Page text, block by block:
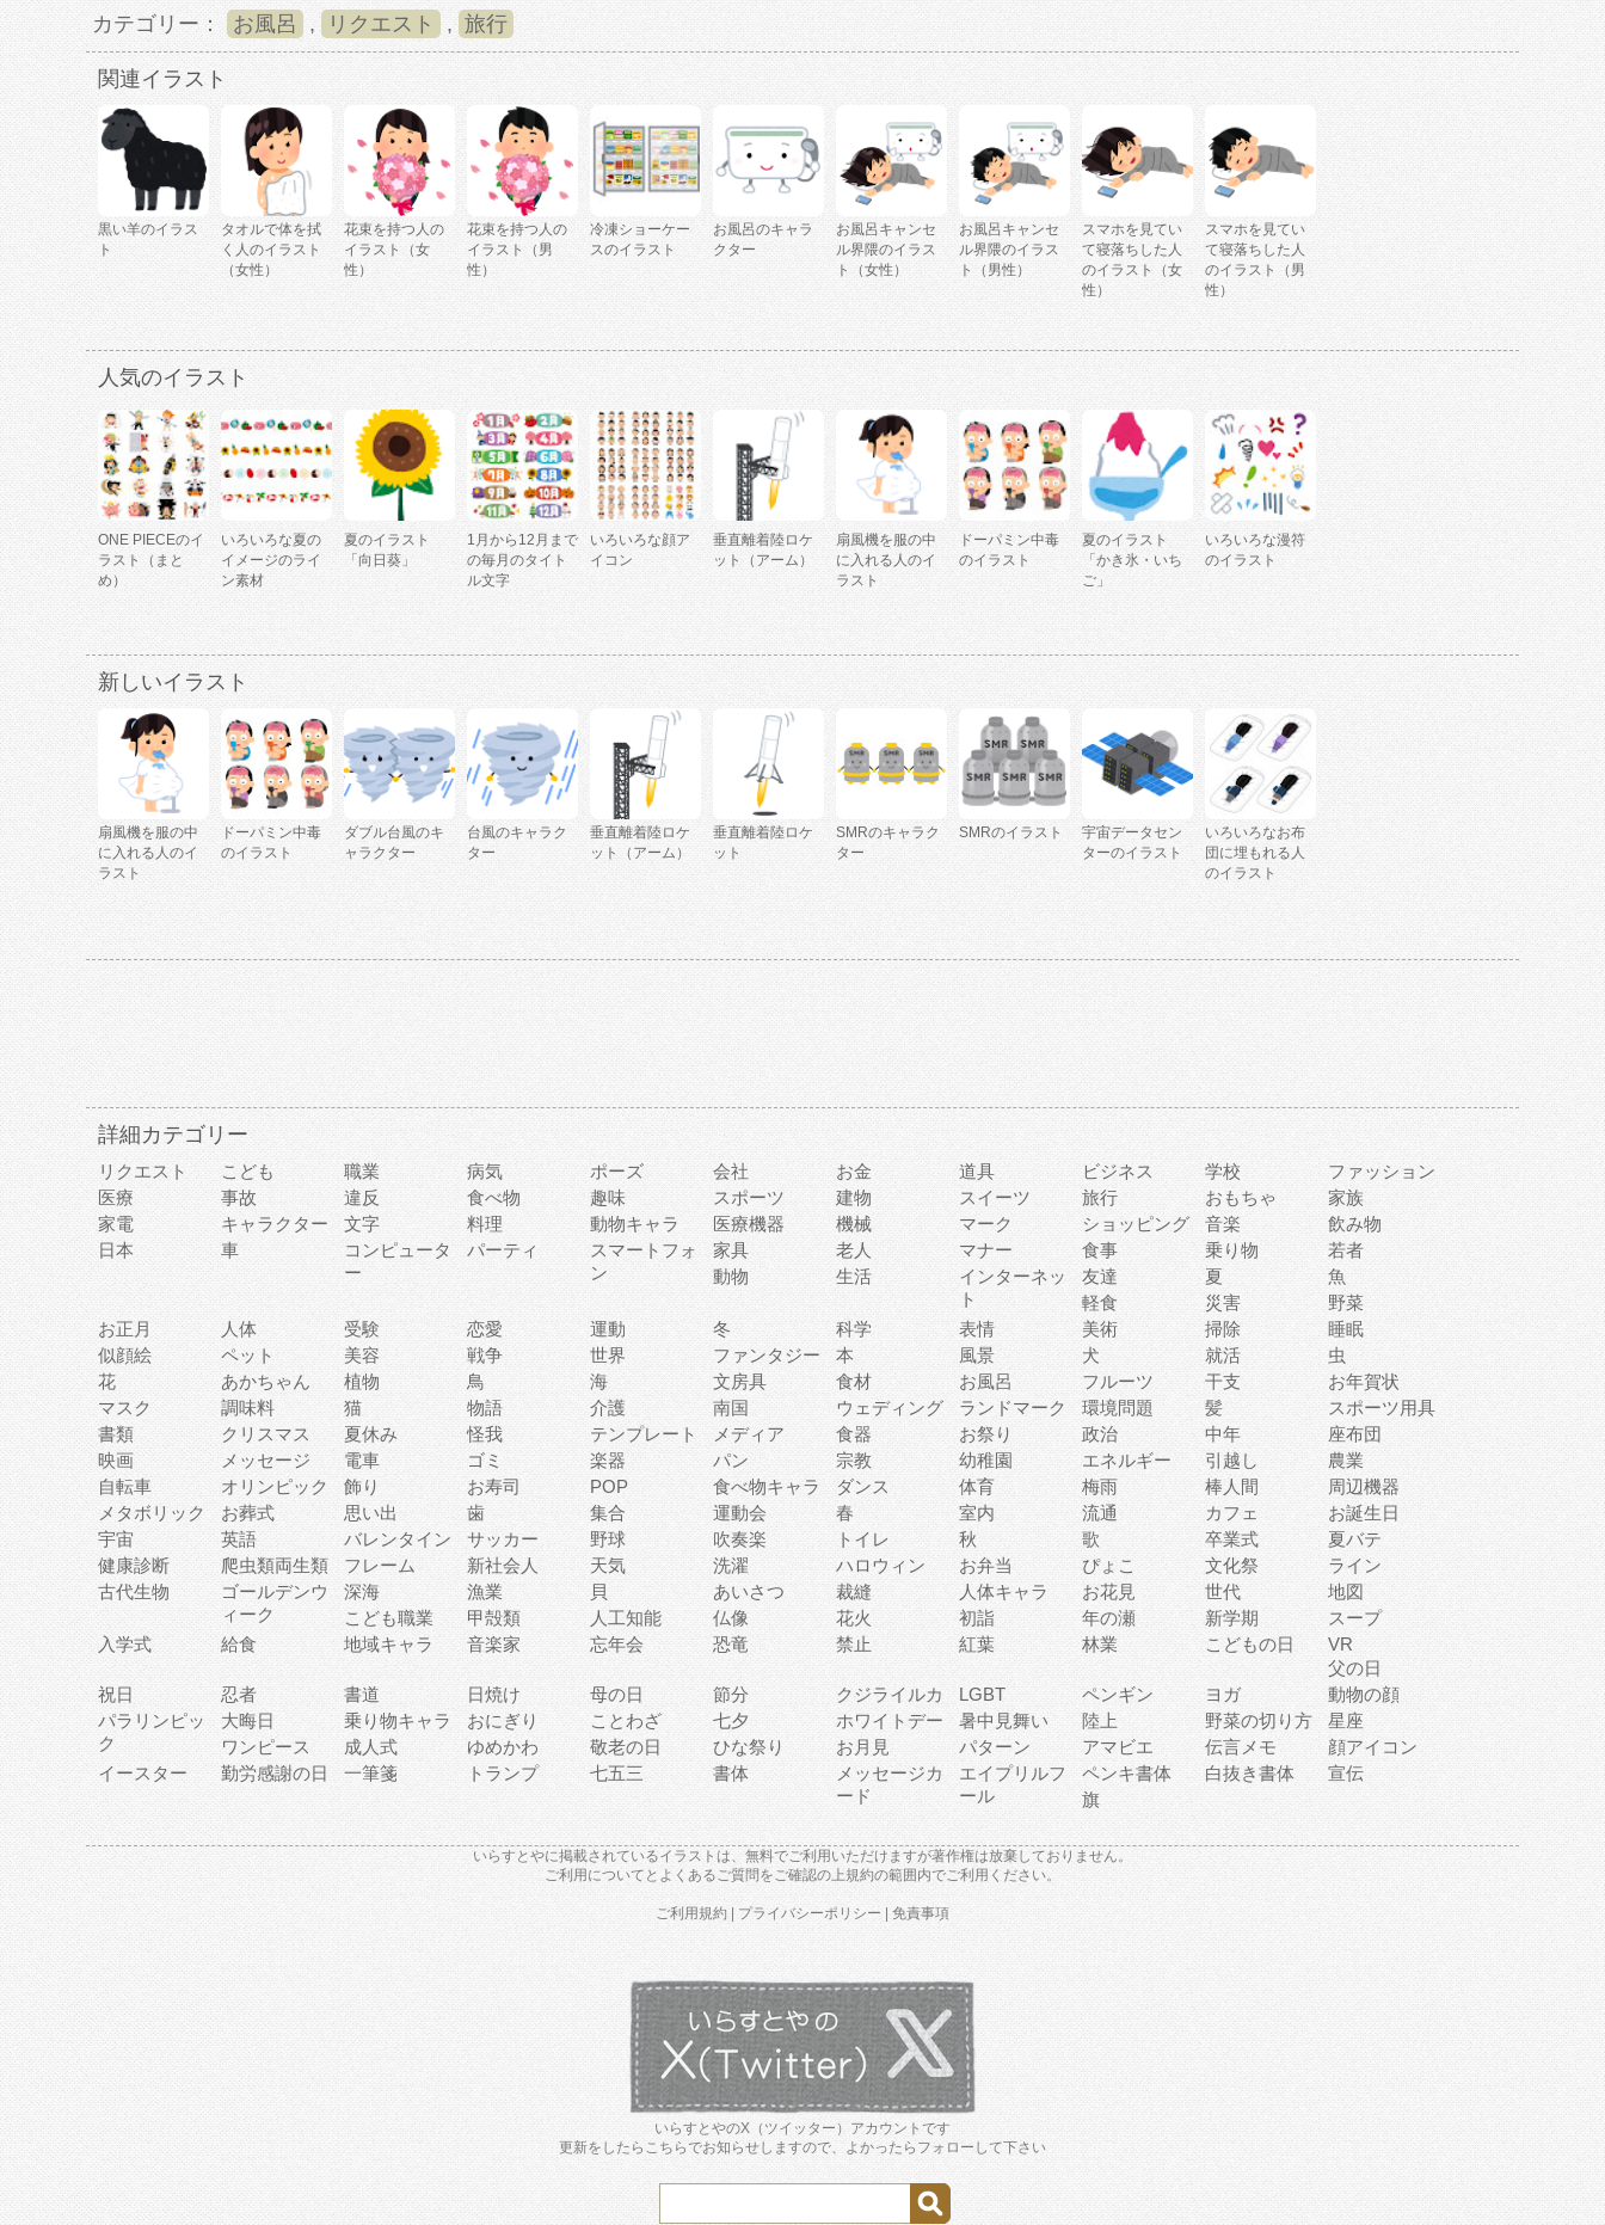
カテゴリー： お風呂 , リクエスト , 旅行
関連イラスト
黒い羊のイラス
ト
タオルで体を拭
く人のイラスト
（女性）
花束を持つ人の
イラスト（女
性）
花束を持つ人の
イラスト（男
性）
冷凍ショーケー
スのイラスト
お風呂のキャラ
クター
お風呂キャンセ
ル界隈のイラス
ト（女性）
お風呂キャンセ
ル界隈のイラス
ト（男性）
スマホを見てい
て寝落ちした人
のイラスト（女
性）
スマホを見てい
て寝落ちした人
のイラスト（男
性）
人気のイラスト
ONE PIECEのイ
ラスト（まと
め）
いろいろな夏の
イメージのライ
ン素材
夏のイラスト
「向日葵」
1月から12月まで
の毎月のタイト
ル文字
いろいろな顔ア
イコン
垂直離着陸ロケ
ット（アーム）
扇風機を服の中
に入れる人のイ
ラスト
ドーパミン中毒
のイラスト
夏のイラスト
「かき氷・いち
ご」
いろいろな漫符
のイラスト
新しいイラスト
扇風機を服の中
に入れる人のイ
ラスト
ドーパミン中毒
のイラスト
ダブル台風のキ
ャラクター
台風のキャラク
ター
垂直離着陸ロケ
ット（アーム）
垂直離着陸ロケ
ット
SMRのキャラク
ター
SMRのイラスト
宇宙データセン
ターのイラスト
いろいろなお布
団に埋もれる人
のイラスト
詳細カテゴリー
リクエスト こども 職業 病気 ポーズ 会社 お金 道具 ビジネス 学校
ファッション
医療
事故 違反 食べ物 趣味 スポーツ 建物 スイーツ 旅行 おもちゃ
家族
家電
キャラクター 文字 料理 動物キャラ 医療機器 機械 マーク ショッピング 音楽
飲み物
日本
車
コンピュータ
ー
パーティ
スマートフォ
ン
家具 老人 マナー 食事 乗り物
若者
動物
生活
インターネッ
ト
友達 夏
魚
軽食
災害
野菜
お正月
人体 受験 恋愛 運動 冬 科学 表情 美術 掃除
睡眠
似顔絵
ペット 美容 戦争 世界 ファンタジー 本 風景 犬 就活
虫
花
あかちゃん 植物 鳥 海 文房具 食材 お風呂 フルーツ 干支
お年賀状
マスク
調味料 猫 物語 介護 南国 ウェディング ランドマーク 環境問題 髪
スポーツ用具
書類
クリスマス 夏休み 怪我 テンプレート メディア 食器 お祭り 政治 中年
座布団
映画
メッセージ 電車 ゴミ 楽器 パン 宗教 幼稚園 エネルギー 引越し
農業
自転車
オリンピック 飾り お寿司 POP 食べ物キャラ ダンス 体育 梅雨 棒人間
周辺機器
メタボリック
お葬式 思い出 歯 集合 運動会 春 室内 流通 カフェ
お誕生日
宇宙
英語 バレンタイン サッカー 野球 吹奏楽 トイレ 秋 歌 卒業式
夏バテ
健康診断
爬虫類両生類 フレーム 新社会人 天気 洗濯 ハロウィン お弁当 ぴょこ 文化祭
ライン
古代生物
ゴールデンウ
ィーク
深海 漁業 貝 あいさつ 裁縫 人体キャラ お花見 世代
地図
こども職業
甲殻類 人工知能 仏像 花火 初詣 年の瀬 新学期
スープ
入学式
給食 地域キャラ 音楽家 忘年会 恐竜 禁止 紅葉 林業 こどもの日
VR
父の日
祝日
忍者 書道 日焼け 母の日 節分 クジライルカ LGBT ペンギン ヨガ
動物の顔
パラリンピッ
ク
大晦日 乗り物キャラ おにぎり ことわざ 七夕 ホワイトデー 暑中見舞い 陸上 野菜の切り方
星座
ワンピース
成人式 ゆめかわ 敬老の日 ひな祭り お月見 パターン アマビエ 伝言メモ
顔アイコン
イースター
勤労感謝の日 一筆箋 トランプ 七五三 書体
メッセージカ
ード
エイプリルフ
ール
ペンキ書体 白抜き書体
宣伝
旗
いらすとやに掲載されているイラストは、無料でご利用いただけますが著作権は放棄しておりません。
ご利用について と よくあるご質問をご確認の上規約の範囲内でご利用ください。
ご利用規約 プライバシーポリシー 免責事項
いらすとやのX（ツイッター）アカウントです
更新をしたらこちらでお知らせしますので、よかったらフォローして下さい